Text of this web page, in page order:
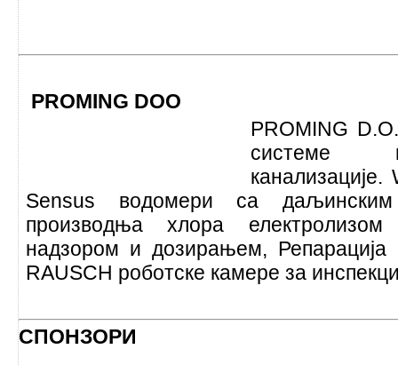
PROMING DOO
PROMING
системе
Sensus водомери са
производња хлора
надзором и дозирањем,
RAUSCH роботске камере за
СПОНЗОРИ